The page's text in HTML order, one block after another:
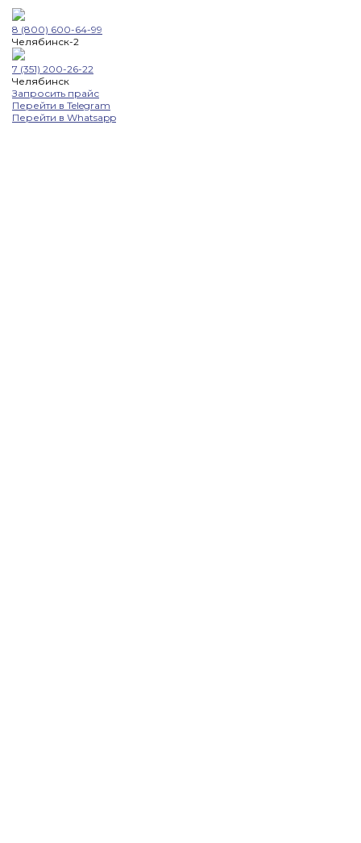
8 (800) 600-64-99
Челябинск-2
7 (351) 200-26-22
Челябинск
Запросить прайс
Перейти в Telegram
Перейти в Whatsapp